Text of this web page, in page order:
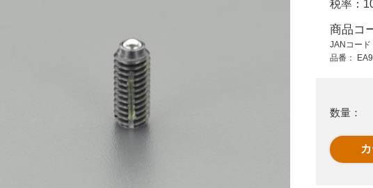
M16中荷重ショート
プランジャー
EA948E3 M4x30mm
税率：
商品コ
JANコード
品番：
数量：